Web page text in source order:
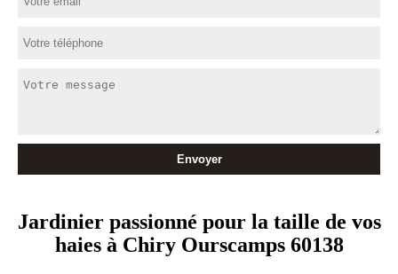
Jardinier passionné pour la taille de vos
haies à Chiry Ourscamps 60138